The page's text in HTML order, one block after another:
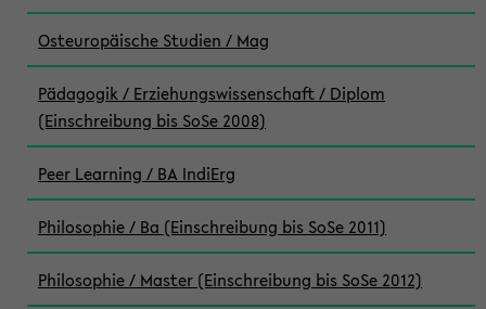
Osteuropäische Studien / Mag
Pädagogik / Erziehungswissenschaft / Diplom
(Einschreibung bis SoSe 2008)
Peer Learning / BA IndiErg
Philosophie / Ba (Einschreibung bis SoSe 2011)
Philosophie / Master (Einschreibung bis SoSe 2012)